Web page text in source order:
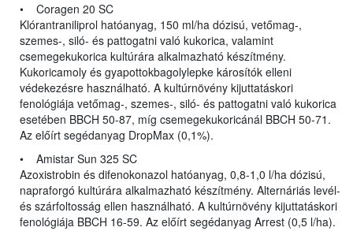
• Coragen 20 SC
Klórantraniliprol hatóanyag, 150 ml/ha dózisú, vetőmag-,
szemes-, siló- és pattogatni való kukorica, valamint
csemegekukorica kultúrára alkalmazható készítmény.
Kukoricamoly és gyapottokbagolylepke károsítók elleni
védekezésre használható. A kultúrnövény kijuttatáskori
fenológiája vetőmag-, szemes-, siló- és pattogatni való kukorica
esetében BBCH 50-87, míg csemegekukoricánál BBCH 50-71.
Az előírt segédanyag DropMax (0,1%).
• Amistar Sun 325 SC
Azoxistrobin és difenokonazol hatóanyag, 0,8-1,0 l/ha dózisú,
napraforgó kultúrára alkalmazható készítmény. Alternáriás levél-
és szárfoltosság ellen használható. A kultúrnövény kijuttatáskori
fenológiája BBCH 16-59. Az előírt segédanyag Arrest (0,5 l/ha).